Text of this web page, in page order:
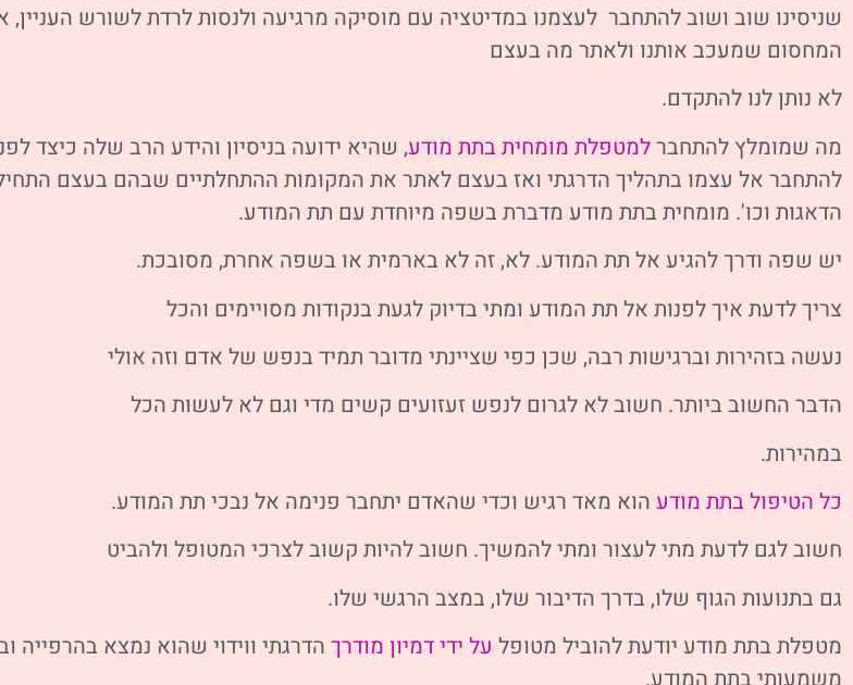
שניסינו שוב ושוב להתחבר לעצמנו במדיטציה עם מוסיקה מרגיעה ולנסות לרדת לשורש העניין,
המחסום שמעכב אותנו ולאתר מה בעצם
לא נותן לנו להתקדם.
מה שמומלץ להתחברלמטפלת מומחית בתת מודע, שהיא ידועה בניסיון והידע הרב שלה כיצד
להתחבר אל עצמו בתהליך הדרגתי ואז בעצם לאתר את המקומות ההתחלתיים שבהם בעצם
הדאגות וכו'. מומחית בתת מודע מדברת בשפה מיוחדת עם תת המודע.
יש שפה ודרך להגיע אל תת המודע. לא, זה לא בארמית או בשפה אחרת, מסובכת.
צריך לדעת איך לפנות אל תת המודע ומתי בדיוק לגעת בנקודות מסויימים והכל
נעשה בזהירות וברגישות רבה, שכן כפי שציינתי מדובר תמיד בנפש של אדם וזה אולי
הדבר החשוב ביותר. חשוב לא לגרום לנפש זעזועים קשים מדי וגם לא לעשות הכל
במהירות.
כל הטיפול בתת מודע הוא מאד רגיש וכדי שהאדם יתחבר פנימה אל נבכי תת המודע.
חשוב לגם לדעת מתי לעצור ומתי להמשיך. חשוב להיות קשוב לצרכי המטופל ולהביט
גם בתנועות הגוף שלו, בדרך הדיבור שלו, במצב הרגשי שלו.
מטפלת בתת מודע יודעת להוביל מטופל על ידי דמיון מודרך הדרגתי ווידוי שהוא נמצא בהרפייה